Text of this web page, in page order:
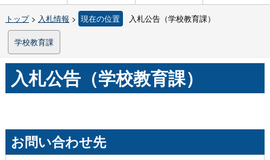
トップ> 入札情報 > 現在の位置 入札公告（学校教育課）
学校教育課
入札公告（学校教育課）
お問い合わせ先